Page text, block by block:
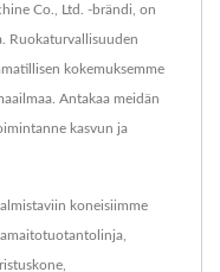
Co., Ltd. -brändi, on
Ruokaturvallisuuden
kokemuksemme
Antakaa meidän
kasvun ja
koneisiimme